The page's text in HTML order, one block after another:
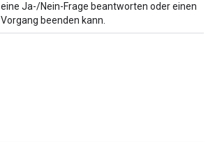
eine Ja-/Nein-Frage beantworten oder einen
Vorgang beenden kann.